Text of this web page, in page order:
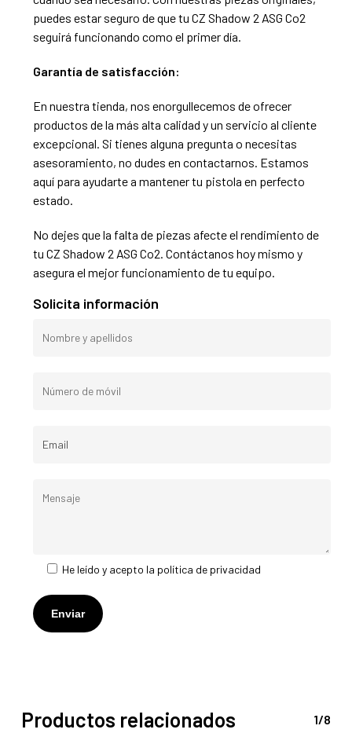
puedes estar seguro de que tu CZ Shadow 2 ASG Co2
seguirá funcionando como el primer día.
Garantía de satisfacción:
En nuestra tienda, nos enorgullecemos de ofrecer
productos de la más alta calidad y un servicio al cliente
excepcional. Si tienes alguna pregunta o necesitas
asesoramiento, no dudes en contactarnos. Estamos
aquí para ayudarte a mantener tu pistola en perfecto
estado.
No dejes que la falta de piezas afecte el rendimiento de
tu CZ Shadow 2 ASG Co2. Contáctanos hoy mismo y
asegura el mejor funcionamiento de tu equipo.
Solicita información
He leído y acepto la política de privacidad
Productos relacionados 1/8